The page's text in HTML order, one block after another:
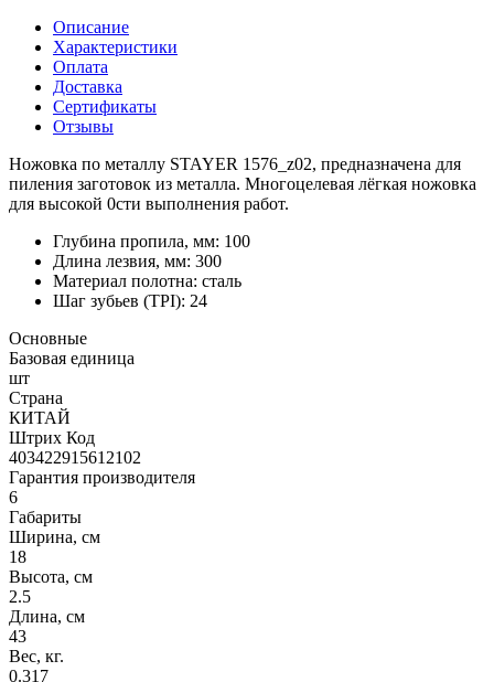
Описание
Характеристики
Оплата
Доставка
Сертификаты
Отзывы
Ножовка по металлу STAYER 1576_z02, предназначена для
пиления заготовок из металла. Многоцелевая лёгкая ножовка
для высокой 0сти выполнения работ.
Глубина пропила, мм: 100
Длина лезвия, мм: 300
Материал полотна: сталь
Шаг зубьев (TPI): 24
Основные
Базовая единица
шт
Страна
КИТАЙ
Штрих Код
403422915612102
Гарантия производителя
6
Габариты
Ширина, см
18
Высота, см
2.5
Длина, см
43
Вес, кг.
0.317